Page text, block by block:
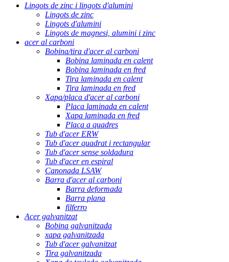
Lingots de zinc i lingots d'alumini
Lingots de zinc
Lingots d'alumini
Lingots de magnesi, alumini i zinc
acer al carboni
Bobina/tira d'acer al carboni
Bobina laminada en calent
Bobina laminada en fred
Tira laminada en calent
Tira laminada en fred
Xapa/placa d'acer al carboni
Placa laminada en calent
Xapa laminada en fred
Placa a quadres
Tub d'acer ERW
Tub d'acer quadrat i rectangular
Tub d'acer sense soldadura
Tub d'acer en espiral
Canonada LSAW
Barra d'acer al carboni
Barra deformada
Barra plana
filferro
Acer galvanitzat
Bobina galvanitzada
xapa galvanitzada
Tub d'acer galvanitzat
Tira galvanitzada